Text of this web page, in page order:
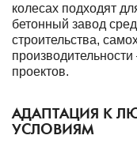
колесах подходят
бетонный завод
строительства,
проектов.
АДАПТАЦИЯ К
УСЛОВИЯМ